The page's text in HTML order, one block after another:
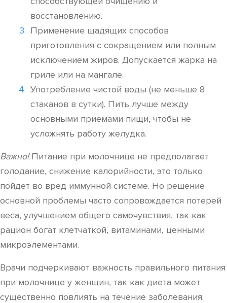
восстановлению.
Применение щадящих способов
приготовления с сокращением или полным
исключением жиров. Допускается жарка на
гриле или на мангале.
Употребление чистой воды (не меньше 8
стаканов в сутки). Пить лучше между
основными приемами пищи, чтобы не
усложнять работу желудка.
Важно!Питание при молочнице не предполагает
голодание, снижение калорийности, это только
пойдет во вред иммунной системе. Но решение
основной проблемы часто сопровождается потерей
веса, улучшением общего самочувствия, так как
рацион богат клетчаткой, витаминами, ценными
микроэлементами.
Врачи подчеркивают важность правильного питания
при молочнице у женщин, так как диета может
существенно повлиять на течение заболевания.